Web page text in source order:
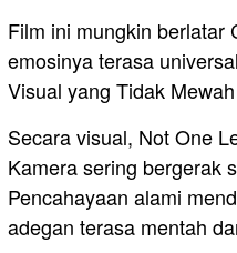
Film ini mungkin berlatar
emosinya terasa
Visual yang Tidak
Secara visual, Not One
Kamera sering bergerak
Pencahayaan alami
adegan terasa mentah